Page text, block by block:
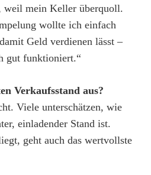
weil mein Keller überquoll.
wollte ich einfach
Geld verdienen lässt –
gut funktioniert.“
Verkaufsstand aus?
Viele unterschätzen, wie
einladender Stand ist.
geht auch das wertvollste